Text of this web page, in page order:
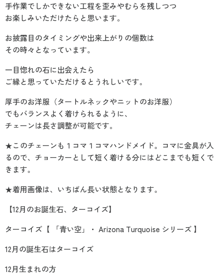
手作業でしかできない工程を歪みやむらを残しつつ
お楽しみいただけたらと思います。
お披露目のタイミングや出来上がりの個数は
その時々となっています。
一目惚れの石に出会えたら
ご縁と思っていただけるとうれしいです。
厚手のお洋服（タートルネックやニットのお洋服）
でもバランスよく着けられるように、
チェーンは長さ調整が可能です。
★このチェーンも１コマ１コマハンドメイド。コマに金具が入
るので、チョーカーとして短く着ける分にはどこまでも短くで
きます。
★着用画像は、いちばん長い状態となります。
【12月のお誕生石、ターコイズ】
ターコイズ【 「青い空」・ Arizona Turquoise シリーズ 】
12月の誕生石はターコイズ
12月生まれの方